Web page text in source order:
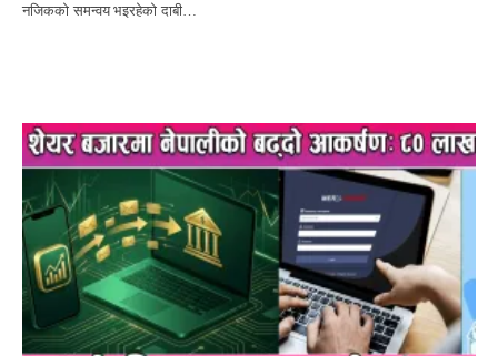
नजिकको समन्वय भइरहेको दाबी…